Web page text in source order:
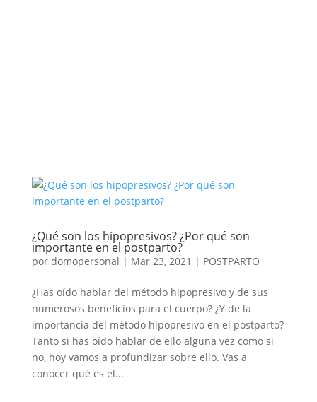
¿Qué son los hipopresivos? ¿Por qué son
importante en el postparto?
por domopersonal | Mar 23, 2021 | POSTPARTO
¿Has oído hablar del método hipopresivo y de sus
numerosos beneficios para el cuerpo? ¿Y de la
importancia del método hipopresivo en el postparto?
Tanto si has oído hablar de ello alguna vez como si
no, hoy vamos a profundizar sobre ello. Vas a
conocer qué es el...